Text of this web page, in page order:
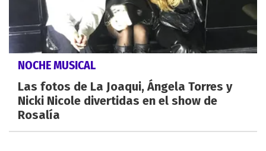
NOCHE MUSICAL
Las fotos de La Joaqui, Ángela Torres y
Nicki Nicole divertidas en el show de
Rosalía